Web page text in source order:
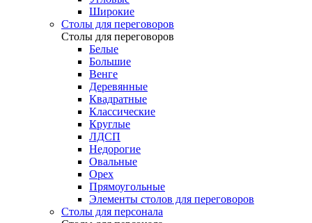
Широкие
Столы для переговоров
Столы для переговоров
Белые
Большие
Венге
Деревянные
Квадратные
Классические
Круглые
ЛДСП
Недорогие
Овальные
Орех
Прямоугольные
Элементы столов для переговоров
Столы для персонала